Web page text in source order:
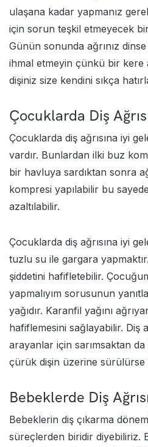
ulaşana kadar yapmanız
için sorun teşkil etmeyecek
Günün sonunda ağrınız
ihmal etmeyin çünkü bir kere
dişiniz size kendini sıkça
Çocuklarda Diş
Çocuklarda diş ağrısına iyi
vardır. Bunlardan ilki buz
bir havluya sardıktan sonra
kompresi yapılabilir bu
azaltılabilir.
Çocuklarda diş ağrısına iyi
tuzlu su ile gargara
şiddetini hafifletebilir.
yapmalıyım sorusunun
yağıdır. Karanfil yağını
hafiflemesini sağlayabilir. Diş
arayanlar için sarımsaktan da
çürük dişin üzerine sürülürse
Bebeklerde Diş
Bebeklerin diş çıkarma
süreçlerden biridir diyebiliriz.